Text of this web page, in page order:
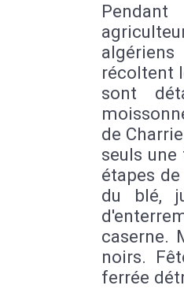
récoltent
sont
de
seuls
étapes
du blé,
caserne.
noirs.
ferrée